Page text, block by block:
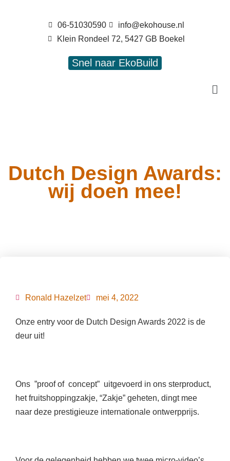
06-51030590
info@ekohouse.nl
Klein Rondeel 72, 5427 GB Boekel
Snel naar EkoBuild
Dutch Design Awards:
wij doen mee!
Ronald Hazelzet mei 4, 2022
Onze entry voor de Dutch Design Awards 2022 is de
deur uit!
Ons ”proof of concept” uitgevoerd in ons sterproduct,
het fruitshoppingzakje, “Zakje” geheten, dingt mee
naar deze prestigieuze internationale ontwerpprijs.